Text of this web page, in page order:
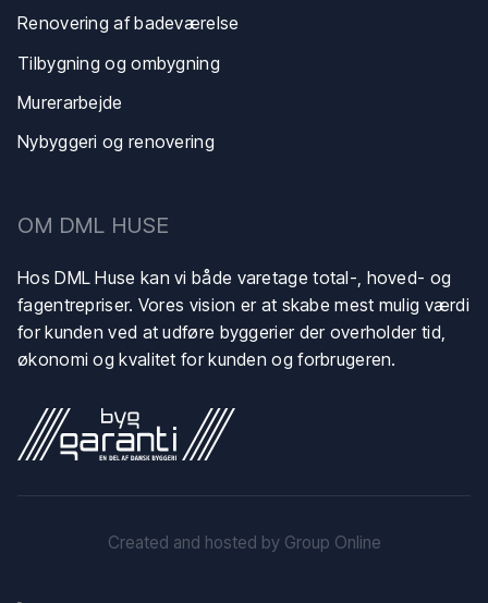
Renovering af badeværelse
Tilbygning og ombygning
Murerarbejde
Nybyggeri og renovering
​OM DML HUSE
Hos DML Huse kan vi både varetage total-, hoved- og
fagentrepriser. Vores vision er at skabe mest mulig værdi
for kunden ved at udføre byggerier der overholder tid,
økonomi og kvalitet for kunden og forbrugeren.
Created and hosted by Group Online